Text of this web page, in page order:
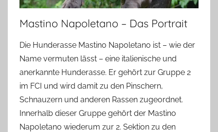
Mastino Napoletano – Das Portrait
Die Hunderasse Mastino Napoletano ist – wie der
Name vermuten lässt – eine italienische und
anerkannte Hunderasse. Er gehört zur Gruppe 2
im FCI und wird damit zu den Pinschern,
Schnauzern und anderen Rassen zugeordnet.
Innerhalb dieser Gruppe gehört der Mastino
Napoletano wiederum zur 2. Sektion zu den